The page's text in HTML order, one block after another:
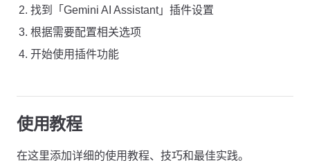
找到「Gemini AI Assistant」插件设置
根据需要配置相关选项
开始使用插件功能
使用教程
在这里添加详细的使用教程、技巧和最佳实践。